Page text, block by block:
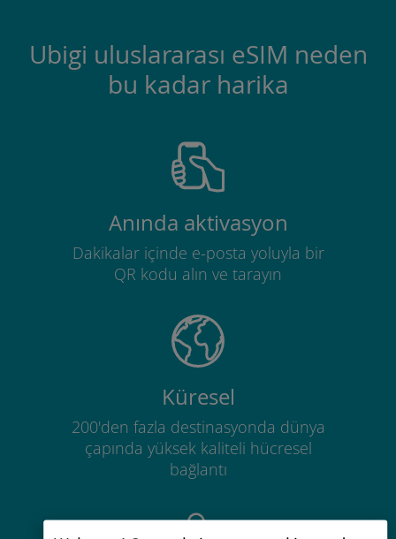
Ubigi uluslararası eSIM neden
bu kadar harika
Anında aktivasyon
Dakikalar içinde e-posta yoluyla bir
QR kodu alın ve tarayın
Küresel
200'den fazla destinasyonda dünya
çapında yüksek kaliteli hücresel
bağlantı